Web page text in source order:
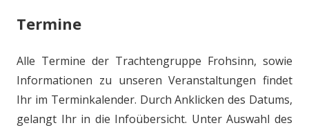
Termine
Alle Termine der Trachtengruppe Frohsinn, sowie
Informationen zu unseren Veranstaltungen findet
Ihr im Terminkalender. Durch Anklicken des Datums,
gelangt Ihr in die Infoübersicht. Unter Auswahl des